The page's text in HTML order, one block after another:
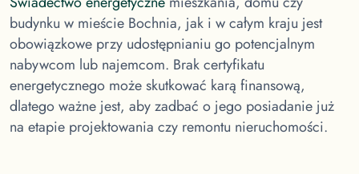
budynku w mieście Bochnia, jak i w całym kraju jest
obowiązkowe przy udostępnianiu go potencjalnym
nabywcom lub najemcom. Brak certyfikatu
energetycznego może skutkować karą finansową,
dlatego ważne jest, aby zadbać o jego posiadanie już
na etapie projektowania czy remontu nieruchomości.